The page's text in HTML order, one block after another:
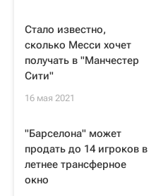
Стало известно,
сколько Месси хочет
получать в "Манчестер
Сити"
16 мая 2021
"Барселона" может
продать до 14 игроков в
летнее трансферное
окно